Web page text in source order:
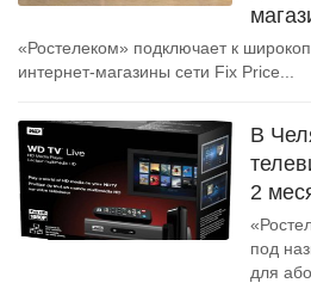
«Ростелеком» подключает к
интернет-магазины сети Fix Price...
В
2
под
для